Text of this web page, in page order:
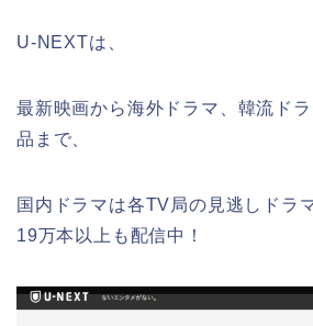
U-NEXTは、
最新映画から海外ドラマ、韓流ド
品まで、
国内ドラマは各TV局の見逃しドラ
19万本以上も配信中！